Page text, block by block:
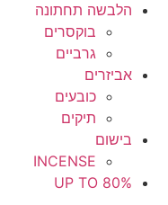
הלבשה תחתונה
בוקסרים
גרביים
אביזרים
כובעים
תיקים
בישום
INCENSE
UP TO 80%